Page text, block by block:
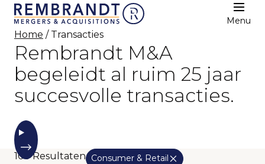
Menu
Home / Transacties
Rembrandt M&A
begeleidt al ruim 25 jaar
succesvolle transacties.
109 Resultaten Consumer & Retail